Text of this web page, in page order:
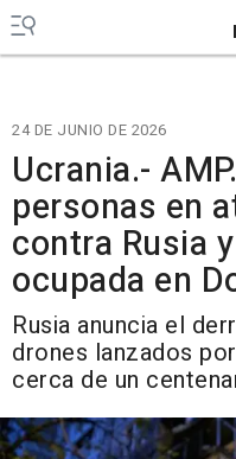
24 DE JUNIO DE 2026
Ucrania.-
personas en
contra Rusia
ocupada en
Rusia anuncia el
drones lanzados
cerca de un